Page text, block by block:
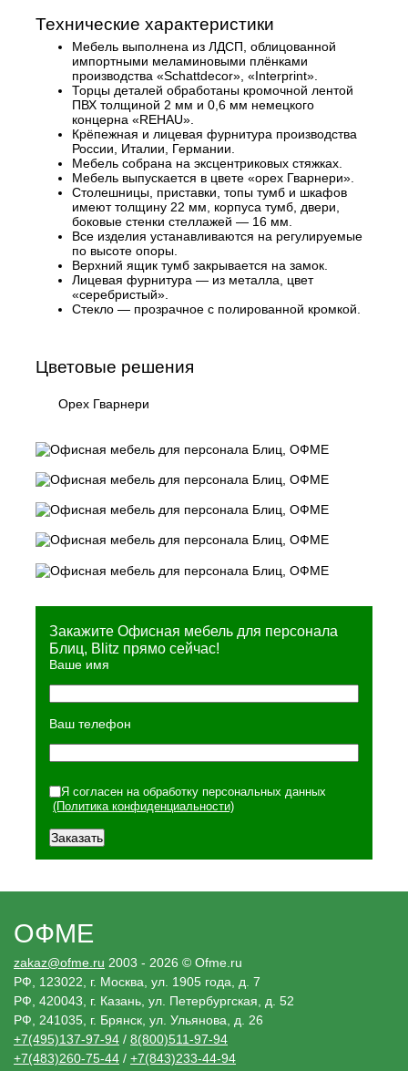
Технические характеристики
Мебель выполнена из ЛДСП, облицованной
импортными меламиновыми плёнками
производства «Schattdecor», «Interprint».
Торцы деталей обработаны кромочной лентой
ПВХ толщиной 2 мм и 0,6 мм немецкого
концерна «REHAU».
Крёпежная и лицевая фурнитура производства
России, Италии, Германии.
Мебель собрана на эксцентриковых стяжках.
Мебель выпускается в цвете «орех Гварнери».
Столешницы, приставки, топы тумб и шкафов
имеют толщину 22 мм, корпуса тумб, двери,
боковые стенки стеллажей — 16 мм.
Все изделия устанавливаются на регулируемые
по высоте опоры.
Верхний ящик тумб закрывается на замок.
Лицевая фурнитура — из металла, цвет
«серебристый».
Стекло — прозрачное с полированной кромкой.
Цветовые решения
Орех Гварнери
Закажите Офисная мебель для персонала
Блиц, Blitz прямо сейчас!
Ваше имя
Ваш телефон
Я согласен на обработку персональных данных
(Политика конфиденциальности)
ОФМЕ
zakaz@ofme.ru 2003 - 2026 © Ofme.ru
РФ, 123022, г. Москва, ул. 1905 года, д. 7
РФ, 420043, г. Казань, ул. Петербургская, д. 52
РФ, 241035, г. Брянск, ул. Ульянова, д. 26
+7(495)137-97-94 / 8(800)511-97-94
+7(483)260-75-44 / +7(843)233-44-94